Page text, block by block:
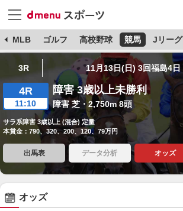
MLB ゴルフ 高校野球 競馬 Jリーグ
3R 11月13日(日) 3回福島4日
4R
11:10
障害 3歳以上未勝利
障害 芝・2,750m 8頭
サラ系障害 3歳以上 (混合) 定量
本賞金：790、320、200、120、79万円
出馬表 データ分析 オッズ
オッズ